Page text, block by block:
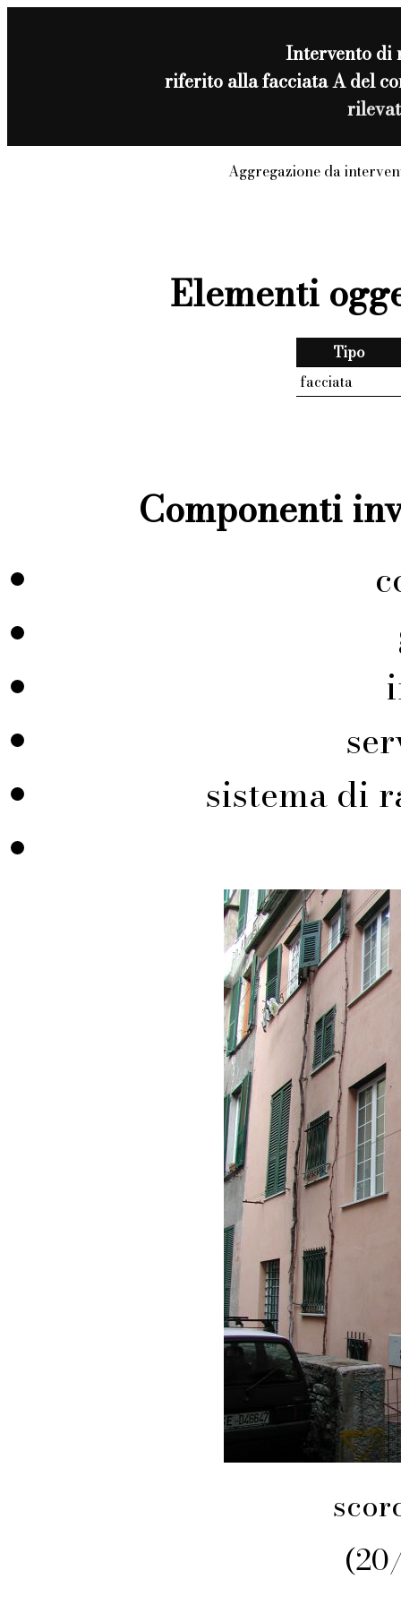
Intervento di
riferito alla facciata A del
Aggregazione da
Elementi
Tipo
facciata
Componenti
sistema di